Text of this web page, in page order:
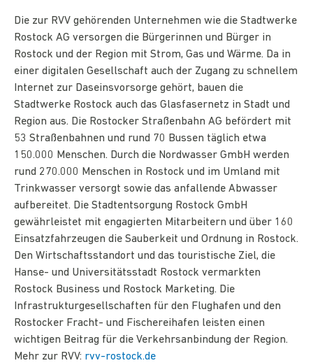
Die zur RVV gehörenden Unternehmen wie die Stadtwerke
Rostock AG versorgen die Bürgerinnen und Bürger in
Rostock und der Region mit Strom, Gas und Wärme. Da in
einer digitalen Gesellschaft auch der Zugang zu schnellem
Internet zur Daseinsvorsorge gehört, bauen die
Stadtwerke Rostock auch das Glasfasernetz in Stadt und
Region aus. Die Rostocker Straßenbahn AG befördert mit
53 Straßenbahnen und rund 70 Bussen täglich etwa
150.000 Menschen. Durch die Nordwasser GmbH werden
rund 270.000 Menschen in Rostock und im Umland mit
Trinkwasser versorgt sowie das anfallende Abwasser
aufbereitet. Die Stadtentsorgung Rostock GmbH
gewährleistet mit engagierten Mitarbeitern und über 160
Einsatzfahrzeugen die Sauberkeit und Ordnung in Rostock.
Den Wirtschaftsstandort und das tou­ristische Ziel, die
Hanse- und Universitätsstadt Rostock vermarkten
Rostock Business und Rostock Mar­keting. Die
Infrastrukturgesellschaften für den Flughafen und den
Rostocker Fracht- und Fischereiha­fen leisten einen
wichtigen Beitrag für die Verkehrsanbindung der Region.
Mehr zur RVV: rvv-rostock.de